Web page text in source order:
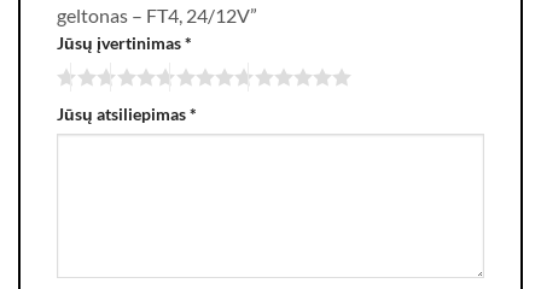
geltonas – FT4, 24/12V”
Jūsų įvertinimas*
Jūsų atsiliepimas*